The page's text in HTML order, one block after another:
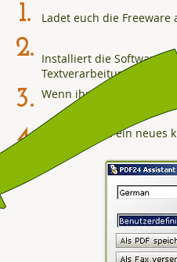
1. Ladet euch die Freeware
2. Installiert die Software
3. Wenn ihr euer
4. Es öffnet sich ein